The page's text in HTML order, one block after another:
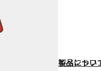
イベントワ
製品につい
製品につい